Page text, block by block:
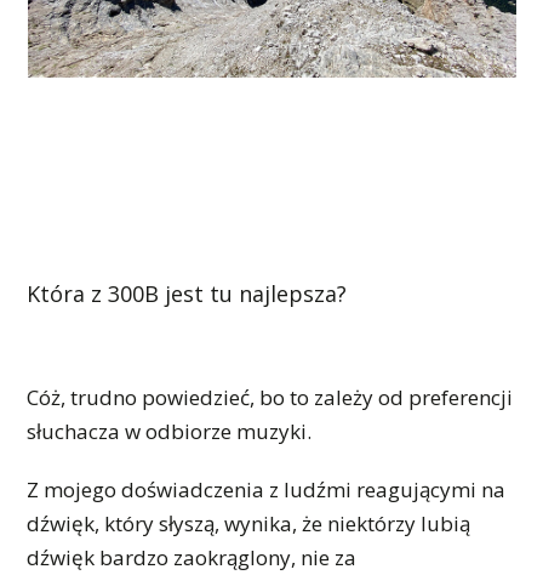
Która z 300B jest tu najlepsza?
Cóż, trudno powiedzieć, bo to zależy od preferencji
słuchacza w odbiorze muzyki.
Z mojego doświadczenia z ludźmi reagującymi na
dźwięk, który słyszą, wynika, że niektórzy lubią
dźwięk bardzo zaokrąglony, nie za